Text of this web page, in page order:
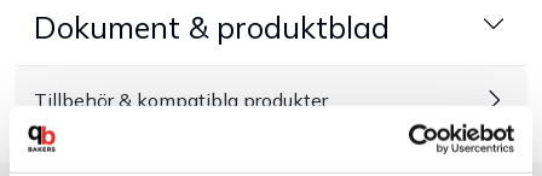
Kundtjänst
Dokument & produktblad
Tillbehör & kompatibla produkter